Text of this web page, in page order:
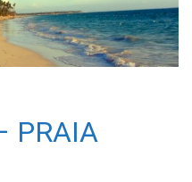
PRAIA